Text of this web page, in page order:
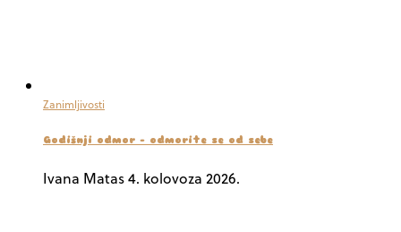
Zanimljivosti
Godišnji odmor – odmorite se od sebe
Ivana Matas4. kolovoza 2026.